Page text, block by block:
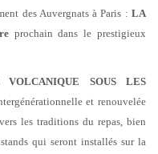
des Auvergnats à Paris : LA
prochain dans le prestigieux
VOLCANIQUE SOUS LES
et renouvelée
les traditions du repas, bien
qui seront installés sur la